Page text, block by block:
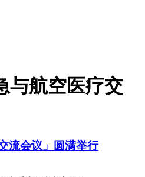
与航空医疗交
流会议」圆满举行